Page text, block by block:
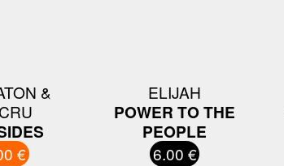
&
€
ELIJAH
POWER TO THE
PEOPLE
6.00 €